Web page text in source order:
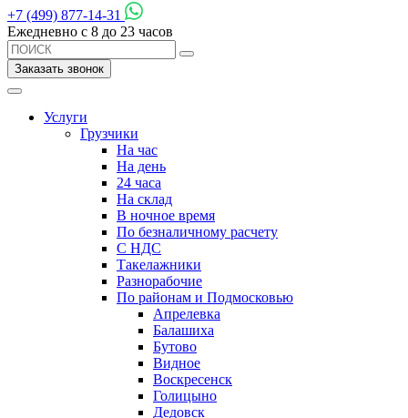
+7 (499) 877-14-31
Ежедневно с 8 до 23 часов
Заказать звонок
Услуги
Грузчики
На час
На день
24 часа
На склад
В ночное время
По безналичному расчету
С НДС
Такелажники
Разнорабочие
По районам и Подмосковью
Апрелевка
Балашиха
Бутово
Видное
Воскресенск
Голицыно
Дедовск